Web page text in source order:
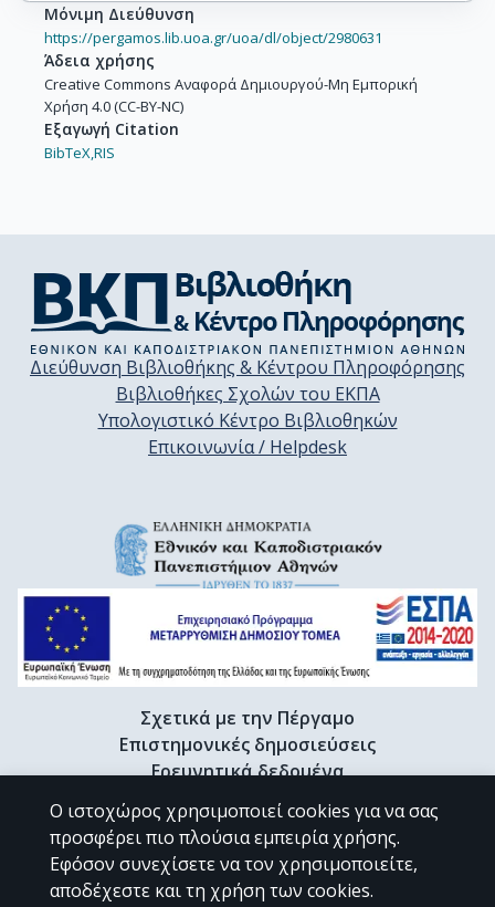
Μόνιμη Διεύθυνση
https://pergamos.lib.uoa.gr/uoa/dl/object/2980631
Άδεια χρήσης
Creative Commons Αναφορά Δημιουργού-Μη Εμπορική
Χρήση 4.0 (CC-BY-NC)
Εξαγωγή Citation
BibTeX,RIS
Διεύθυνση Βιβλιοθήκης & Κέντρου Πληροφόρησης
Βιβλιοθήκες Σχολών του ΕΚΠΑ
Υπολογιστικό Κέντρο Βιβλιοθηκών
Επικοινωνία / Helpdesk
Σχετικά με την Πέργαμο
Επιστημονικές δημοσιεύσεις
Ερευνητικά δεδομένα
Διδακτορικές διατριβές & Γκρίζα βιβλιογραφία
Προφίλ Ερευνητή
Ο ιστοχώρος χρησιμοποιεί cookies για να σας
προσφέρει πιο πλούσια εμπειρία χρήσης.
Εφόσον συνεχίσετε να τον χρησιμοποιείτε,
αποδέχεστε και τη χρήση των cookies.